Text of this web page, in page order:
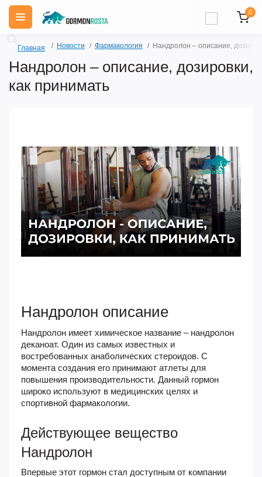
0
Главная Новости Фармакология Нандролон – описание,
Нандролон – описание, дозировки,
как принимать
Нандролон описание
Нандролон имеет химическое название – нандролон
деканоат. Один из самых известных и
востребованных анаболических стероидов. С
момента создания его принимают атлеты для
повышения производительности. Данный гормон
широко используют в медицинских целях и
спортивной фармакологии.
Действующее вещество
Нандролон
Впервые этот гормон стал доступным от компании